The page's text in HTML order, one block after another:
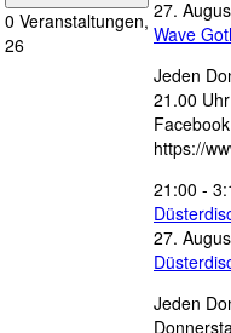
0 Veranstaltungen,
26
27.
Wave
Jeden
21.00
https://
21:00 -
27.
Jeden